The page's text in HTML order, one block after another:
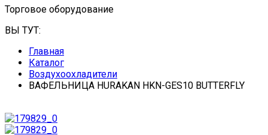
Торговое оборудование
ВЫ ТУТ:
Главная
Каталог
Воздухоохладители
ВАФЕЛЬНИЦА HURAKAN HKN-GES10 BUTTERFLY